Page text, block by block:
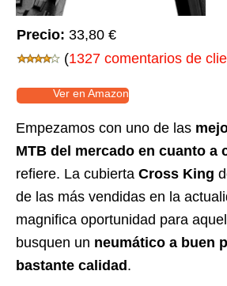
Precio: 33,80 €
(1327 comentarios de
Ver en Amazon
Empezamos con uno de las
MTB del mercado en cuanto a
refiere. La cubierta Cross King
de las más vendidas en la
magnifica oportunidad para
busquen un neumático a buen
bastante calidad.